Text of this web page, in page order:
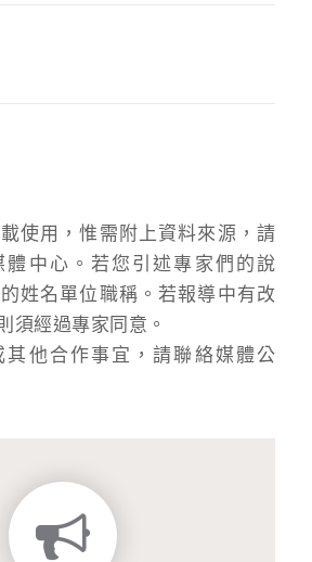
使用，惟需附上資料來源，請
體中心。若您引述專家們的說
姓名單位職稱。若報導中有改
須經過專家同意。
其他合作事宜，請聯絡媒體公